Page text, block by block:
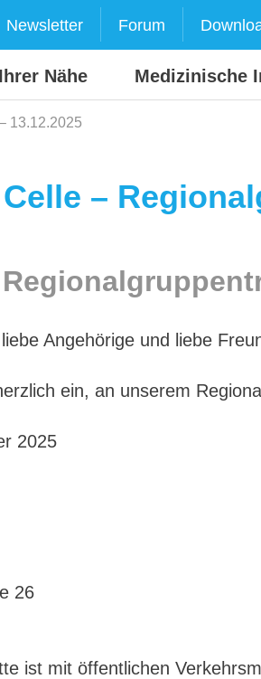
Newsletter Forum
Nähe Medizinische
13.12.2025
–
Angehörige und liebe
ein, an unserem
2025
26
ist mit öffentlichen